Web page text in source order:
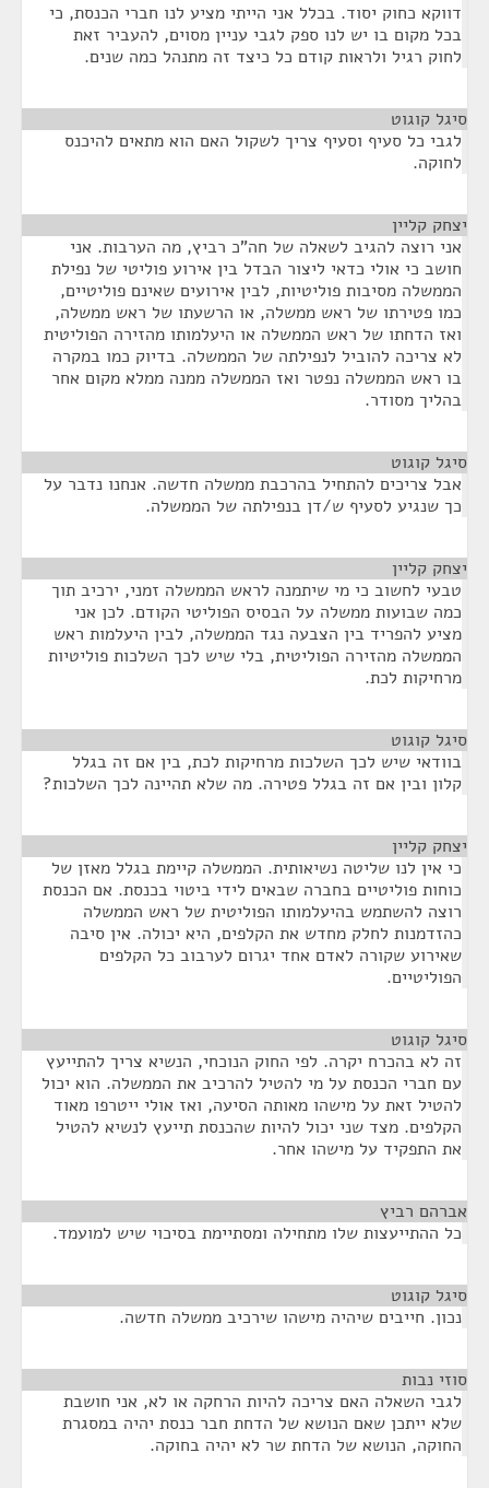
דווקא כחוק יסוד. בכלל אני הייתי מציע לנו חברי הכנסת, כי
בכל מקום בו יש לנו ספק לגבי עניין מסוים, להעביר זאת
לחוק רגיל ולראות קודם כל כיצד זה מתנהל כמה שנים.
סיגל קוגוט
לגבי כל סעיף וסעיף צריך לשקול האם הוא מתאים להיכנס
לחוקה.
יצחק קליין
אני רוצה להגיב לשאלה של חה"כ רביץ, מה הערבות. אני
חושב כי אולי כדאי ליצור הבדל בין אירוע פוליטי של נפילת
הממשלה מסיבות פוליטיות, לבין אירועים שאינם פוליטיים,
כמו פטירתו של ראש ממשלה, או הרשעתו של ראש ממשלה,
ואז הדחתו של ראש הממשלה או היעלמותו מהזירה הפוליטית
לא צריכה להוביל לנפילתה של הממשלה. בדיוק כמו במקרה
בו ראש הממשלה נפטר ואז הממשלה ממנה ממלא מקום אחר
בהליך מסודר.
סיגל קוגוט
אבל צריכים להתחיל בהרכבת ממשלה חדשה. אנחנו נדבר על
כך שנגיע לסעיף ש/דן בנפילתה של הממשלה.
יצחק קליין
טבעי לחשוב כי מי שיתמנה לראש הממשלה זמני, ירכיב תוך
כמה שבועות ממשלה על הבסיס הפוליטי הקודם. לכן אני
מציע להפריד בין הצבעה נגד הממשלה, לבין היעלמות ראש
הממשלה מהזירה הפוליטית, בלי שיש לכך השלכות פוליטיות
מרחיקות לכת.
סיגל קוגוט
בוודאי שיש לכך השלכות מרחיקות לכת, בין אם זה בגלל
קלון ובין אם זה בגלל פטירה. מה שלא תהיינה לכך השלכות?
יצחק קליין
כי אין לנו שליטה נשיאותית. הממשלה קיימת בגלל מאזן של
כוחות פוליטיים בחברה שבאים לידי ביטוי בכנסת. אם הכנסת
רוצה להשתמש בהיעלמותו הפוליטית של ראש הממשלה
כהזדמנות לחלק מחדש את הקלפים, היא יכולה. אין סיבה
שאירוע שקורה לאדם אחד יגרום לערבוב כל הקלפים
הפוליטיים.
סיגל קוגוט
זה לא בהכרח יקרה. לפי החוק הנוכחי, הנשיא צריך להתייעץ
עם חברי הכנסת על מי להטיל להרכיב את הממשלה. הוא יכול
להטיל זאת על מישהו מאותה הסיעה, ואז אולי ייטרפו מאוד
הקלפים. מצד שני יכול להיות שהכנסת תייעץ לנשיא להטיל
את התפקיד על מישהו אחר.
אברהם רביץ
כל ההתייעצות שלו מתחילה ומסתיימת בסיכוי שיש למועמד.
סיגל קוגוט
נכון. חייבים שיהיה מישהו שירכיב ממשלה חדשה.
סוזי נבות
לגבי השאלה האם צריכה להיות הרחקה או לא, אני חושבת
שלא ייתכן שאם הנושא של הדחת חבר כנסת יהיה במסגרת
החוקה, הנושא של הדחת שר לא יהיה בחוקה.